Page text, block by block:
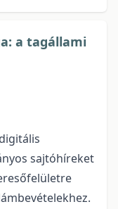
a tagállami
sajtóhíreket